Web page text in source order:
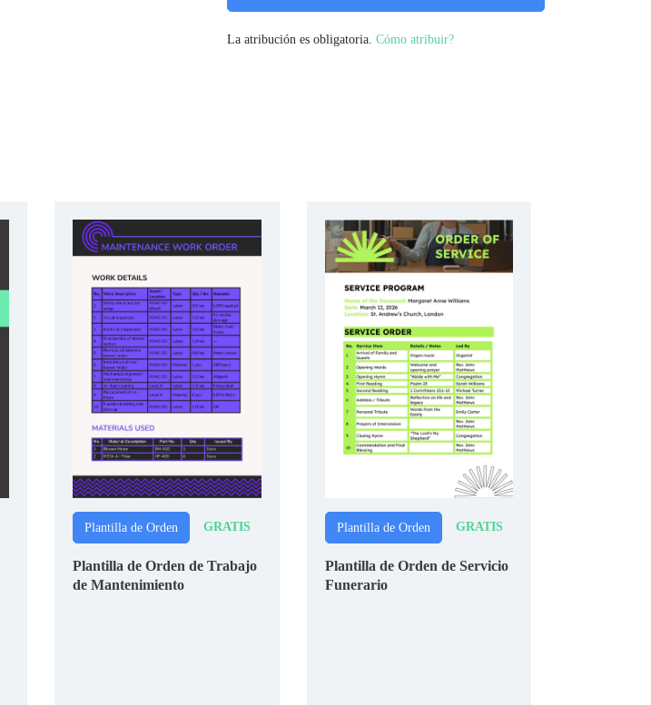
La atribución es obligatoria. Cómo atribuir?
Plantilla de Orden GRATIS
Plantilla de Orden de Trabajo
de Mantenimiento
Plantilla de Orden GRATIS
Plantilla de Orden de Servicio
Funerario